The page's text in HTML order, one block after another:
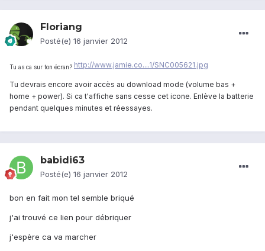
Floriang
Posté(e) 16 janvier 2012
Tu as ca sur ton écran? http://www.jamie.co....1/SNC005621.jpg
Tu devrais encore avoir accès au download mode (volume bas +
home + power). Si ca t'affiche sans cesse cet icone. Enlève la batterie
pendant quelques minutes et réessayes.
babidi63
Posté(e) 16 janvier 2012
bon en fait mon tel semble briqué
j'ai trouvé ce lien pour débriquer
j'espère ca va marcher